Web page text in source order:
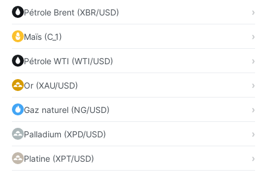
Pétrole Brent (XBR/USD)
Maïs (C_1)
Pétrole WTI (WTI/USD)
Or (XAU/USD)
Gaz naturel (NG/USD)
Palladium (XPD/USD)
Platine (XPT/USD)